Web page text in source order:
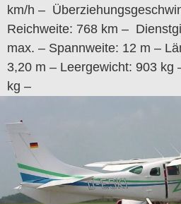
km/h –
Reichweite: 768 km –
max. – Spannweite: 12 m –
3,20 m – Leergewicht: 903 kg
kg –